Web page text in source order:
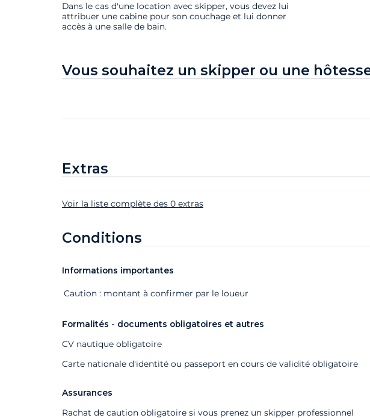
Dans le cas d'une location avec skipper, vous devez lui
attribuer une cabine pour son couchage et lui donner
accès à une salle de bain.
Vous souhaitez un skipper ou une
Extras
Extras Statut Prix
Voir la liste complète des 0 extras
Conditions
Informations importantes
Extras Statut Prix
Caution : montant à confirmer par le loueur
Formalités - documents obligatoires et autres
CV nautique obligatoire
Carte nationale d'identité ou passeport en cours de validité obligatoire
Assurances
Rachat de caution obligatoire si vous prenez un skipper professionnel